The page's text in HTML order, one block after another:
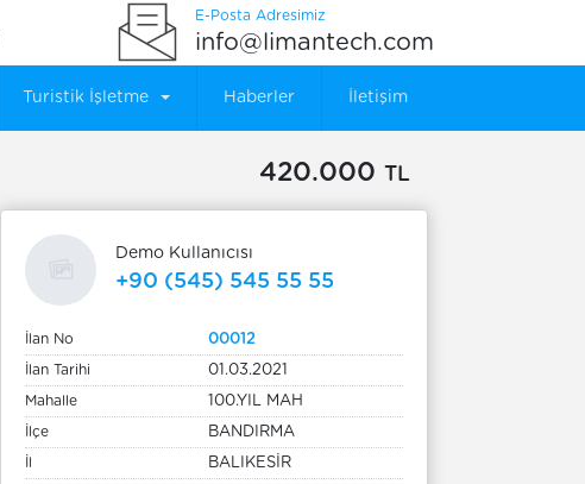
E-Posta Adresimiz
info@limantech.com
Turistik İşletme Haberler İletişim
420.000 TL
Demo Kullanıcısı
+90 (545) 545 55 55
İlan No 00012
İlan Tarihi 01.03.2021
Mahalle 100.YIL MAH
İlçe BANDIRMA
İl BALIKESİR